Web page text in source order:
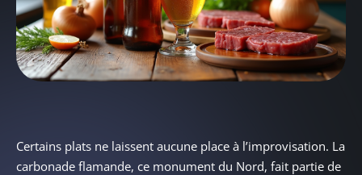
Certains plats ne laissent aucune place à l’improvisation. La
carbonade flamande, ce monument du Nord, fait partie de